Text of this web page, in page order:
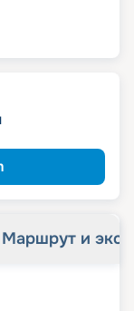
Маршрут и